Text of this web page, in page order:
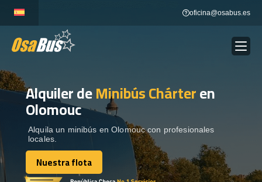
content
oficina@osabus.es
ALQUILER DE AUTOCARES Show dropdown
DESTINOS
RECORRIDAS Show dropdown
Alquiler deMinibús Chárteren
Olomouc
Alquila un minibús en Olomouc con profesionales
locales.
Nuestra flota
Nuestra flota